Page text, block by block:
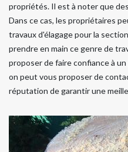
propriétés. Il est à noter que
Dans ce cas, les propriétaires
travaux d'élagage pour la
prendre en main ce genre de
proposer de faire confiance à
on peut vous proposer de
réputation de garantir une